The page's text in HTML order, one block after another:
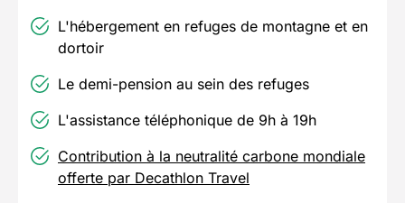
L'hébergement en refuges de montagne et en
dortoir
Le demi-pension au sein des refuges
L'assistance téléphonique de 9h à 19h
Contribution à la neutralité carbone mondiale
offerte par Decathlon Travel